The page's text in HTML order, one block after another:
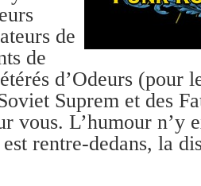
de
de
d’Odeurs (pour
Suprem et des
vous. L’humour n’y
rentre-dedans, la